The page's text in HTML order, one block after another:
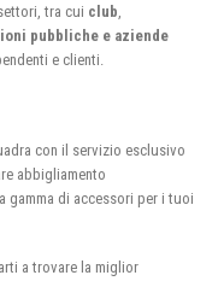
tra cui club
pubbliche e aziende
e clienti.
con il servizio esclusivo
abbigliamento
gamma di accessori per i tuoi
a trovare la miglior